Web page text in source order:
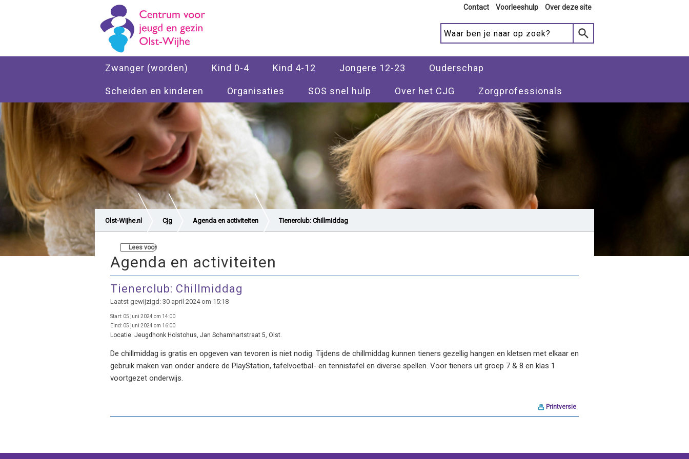
Contact Voorleeshulp Over deze site
Zwanger (worden) Kind 0-4 Kind 4-12 Jongere 12-23 Ouderschap
Scheiden en kinderen Organisaties SOS snel hulp Over het CJG Zorgprofessionals
Olst-Wijhe.nl Cjg Agenda en activiteiten Tienerclub: Chillmiddag
Lees voor
Agenda en activiteiten
Tienerclub: Chillmiddag
Laatst gewijzigd: 30 april 2024 om 15:18
Start: 05 juni 2024 om 14:00
Eind: 05 juni 2024 om 16:00
Locatie: Jeugdhonk Holstohus, Jan Schamhartstraat 5, Olst.
De chillmiddag is gratis en opgeven van tevoren is niet nodig. Tijdens de chillmiddag kunnen tieners gezellig hangen en kletsen met elkaar en
gebruik maken van onder andere de PlayStation, tafelvoetbal- en tennistafel en diverse spellen. Voor tieners uit groep 7 & 8 en klas 1
voortgezet onderwijs.
Printversie